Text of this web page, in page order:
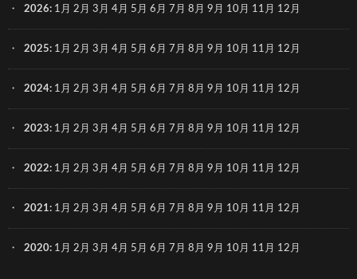
2026: 1月 2月 3月 4月 5月 6月 7月 8月 9月 10月 11月 12月
2025: 1月 2月 3月 4月 5月 6月 7月 8月 9月 10月 11月 12月
2024: 1月 2月 3月 4月 5月 6月 7月 8月 9月 10月 11月 12月
2023: 1月 2月 3月 4月 5月 6月 7月 8月 9月 10月 11月 12月
2022: 1月 2月 3月 4月 5月 6月 7月 8月 9月 10月 11月 12月
2021: 1月 2月 3月 4月 5月 6月 7月 8月 9月 10月 11月 12月
2020: 1月 2月 3月 4月 5月 6月 7月 8月 9月 10月 11月 12月